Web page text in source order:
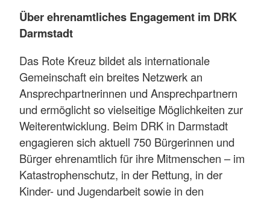
Über ehrenamtliches Engagement im DRK
Darmstadt
Das Rote Kreuz bildet als internationale
Gemeinschaft ein breites Netzwerk an
Ansprechpartnerinnen und Ansprechpartnern
und ermöglicht so vielseitige Möglichkeiten zur
Weiterentwicklung. Beim DRK in Darmstadt
engagieren sich aktuell 750 Bürgerinnen und
Bürger ehrenamtlich für ihre Mitmenschen – im
Katastrophenschutz, in der Rettung, in der
Kinder- und Jugendarbeit sowie in den